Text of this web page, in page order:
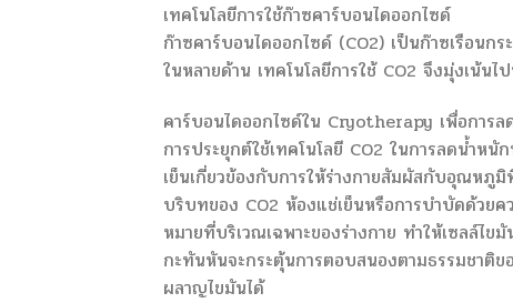
เทคโนโลยีการใช้ก๊าซคาร์บอนไดออกไซด์
ก๊าซคาร์บอนไดออกไซด์ (CO2) เป็นก๊าซเรือนก
ในหลายด้าน เทคโนโลยีการใช้ CO2 จึงมุ่งเน้น
คาร์บอนไดออกไซด์ใน Cryotherapy เพื่อการล
การประยุกต์ใช้เทคโนโลยี CO2 ในการลดน้ำห
เย็นเกี่ยวข้องกับการให้ร่างกายสัมผัสกับอุณหภู
บริบทของ CO2 ห้องแช่เย็นหรือการบำบัดด้วยค
หมายที่บริเวณเฉพาะของร่างกาย ทำให้เซลล์ไ
กะทันหันจะกระตุ้นการตอบสนองตามธรรมชาติข
ผลาญไขมันได้